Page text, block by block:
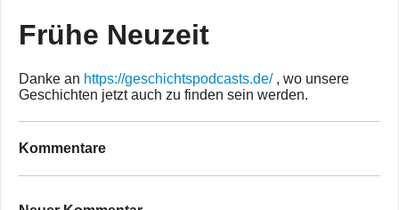
Frühe Neuzeit
Danke an https://geschichtspodcasts.de/, wo unsere
Geschichten jetzt auch zu finden sein werden.
Kommentare